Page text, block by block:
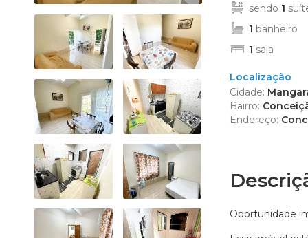
Prédio (1)
Sítio (4)
Sobrado (1)
Terreno
sendo 1
1 banheiro
1 sala
Localização
Cidade:
Bairro:
Endereço:
Oportunidade